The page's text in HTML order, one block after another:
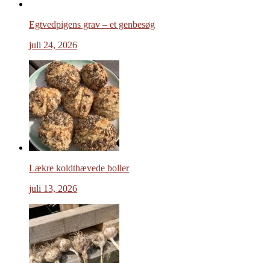
Egtvedpigens grav – et genbesøg
juli 24, 2026
Lækre koldthævede boller
juli 13, 2026